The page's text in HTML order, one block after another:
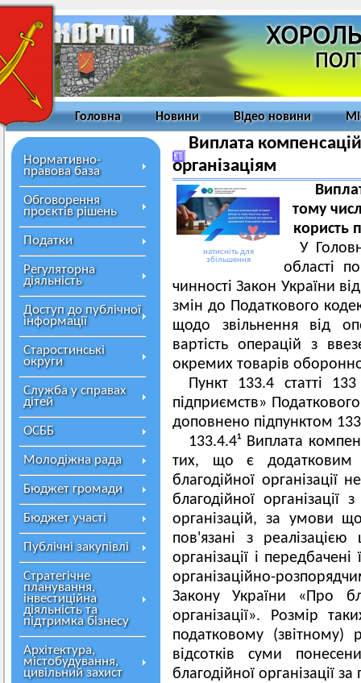
Головна Новини Відео новини
Нормативно-
правова база
Обговорення
проєктів рішень
Податки
Регуляторна
діяльність
Доступ до публічної
інформації
Старостинські
округи
Служба у справах
дітей
ОСББ
Молодіжна рада
Бюджет громади
Бюджет участі
Публічні закупівлі
Стратегічне
планування,
інвестиційна
діяльність та
підтримка бізнесу
Архітектура,
містобудування,
цивільний захист
Виплата
організаціям
натисніть для
збільшення
тому
користь
У
області
чинності Закон України
змін до Податкового
щодо звільнення від
вартість операцій з
окремих товарів
Пункт 133.4 статті
підприємств»
доповнено підпунктом
133.4.4¹ Виплата
тих, що є додатковим
благодійної організації
благодійної
організацій, за умови
пов'язані з реалізацією
організації і
організаційно-
Закону України «Про
організації». Розмір
податковому
відсотків суми
благодійної організації